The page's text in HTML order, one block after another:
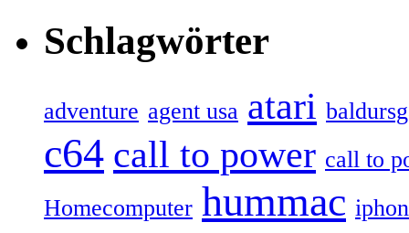
Schlagwörter
adventure agent usa atari
c64 call to power call to
Homecomputer hummac